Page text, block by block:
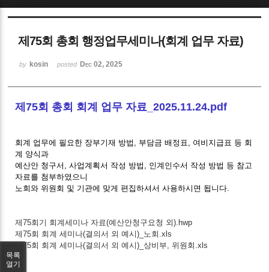
제75회 총회 행정업무세미나(회계 업무 자료)
by kosin posted Dec 02, 2025
제75회 총회 회계 업무 자료_2025.11.24.pdf
회계 업무에 필요한 장부기재 방법, 부담금 배정표, 여비지급표 등 회
계 양식과
예산안 청구서, 사업계획서 작성 방법, 인계인수서 작성 방법 등 참고
자료를 첨부하였으니
노회와 위원회 및 기관에 맞게 편집하셔서 사용하시면 됩니다.
제75회기 회계세미나 자료(예산안청구요청 외).hwp
제75회 회계 세미나(결의서 외 예시)_노회.xls
제75회 회계 세미나(결의서 외 예시)_상비부, 위원회.xls
목록
열기
Sketchbook5, 스케치북5
Sketchbook5, 스케치북5